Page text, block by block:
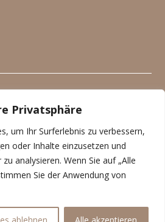
Privatsphäre
um Ihr Surferlebnis zu verbessern,
oder Inhalte einzusetzen und
analysieren. Wenn Sie auf „Alle
Sie der Anwendung von